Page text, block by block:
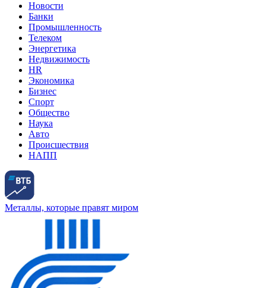
Новости
Банки
Промышленность
Телеком
Энергетика
Недвижимость
HR
Экономика
Бизнес
Спорт
Общество
Наука
Авто
Происшествия
НАПП
Металлы, которые правят миром